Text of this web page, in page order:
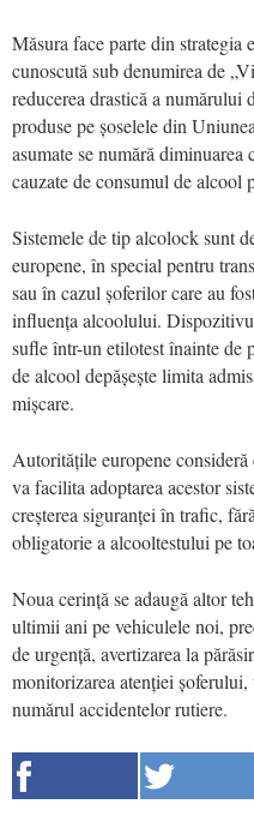
Măsura face parte din strategia
cunoscută sub denumirea de
reducerea drastică a numărului
produse pe șoselele din
asumate se numără
cauzate de consumul de alcool
Sistemele de tip alcolock sunt
europene, în special pentru
sau în cazul șoferilor care au
influența alcoolului.
sufle într-un etilotest înainte de
de alcool depășește limita
mișcare.
Autoritățile europene
va facilita adoptarea acestor
creșterea siguranței în trafic,
obligatorie a alcooltestului pe
Noua cerință se adaugă altor
ultimii ani pe vehiculele noi,
de urgență, avertizarea la
monitorizarea atenției
numărul accidentelor rutiere.